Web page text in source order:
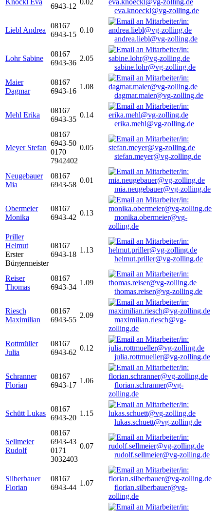
Knöckl Eva
6943-12
0.02
eva.knoeckl@vg-zolling.de
Liebl Andrea
08167
6943-15
0.10
andrea.liebl@vg-zolling.de
Lohr Sabine
08167
6943-36
2.05
sabine.lohr@vg-zolling.de
Maier
Dagmar
08167
6943-16
1.08
dagmar.maier@vg-zolling.de
Mehl Erika
08167
6943-35
0.14
erika.mehl@vg-zolling.de
Meyer Stefan
08167
6943-50
0170
7942402
0.05
stefan.meyer@vg-zolling.de
Neugebauer
Mia
08167
6943-58
0.01
mia.neugebauer@vg-zolling.de
Obermeier
Monika
08167
6943-42
0.13
monika.obermeier@vg-
zolling.de
Priller
Helmut
Erster
Bürgermeister
08167
6943-18
1.13
helmut.priller@vg-zolling.de
Reiser
Thomas
08167
6943-34
1.09
thomas.reiser@vg-zolling.de
Riesch
Maximilian
08167
6943-55
2.09
maximilian.riesch@vg-
zolling.de
Rottmüller
Julia
08167
6943-62
0.12
julia.rottmueller@vg-zolling.de
Schranner
Florian
08167
6943-17
1.06
florian.schranner@vg-
zolling.de
Schütt Lukas
08167
6943-20
1.15
lukas.schuett@vg-zolling.de
Sellmeier
Rudolf
08167
6943-43
0171
3032403
0.07
rudolf.sellmeier@vg-zolling.de
Silberbauer
Florian
08167
6943-44
1.07
florian.silberbauer@vg-
zolling.de